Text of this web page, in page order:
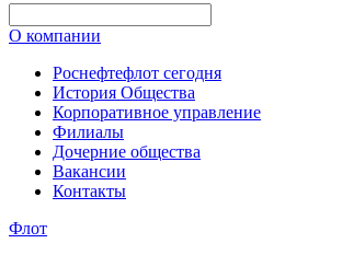
О компании
Роснефтефлот сегодня
История Общества
Корпоративное управление
Филиалы
Дочерние общества
Вакансии
Контакты
Флот